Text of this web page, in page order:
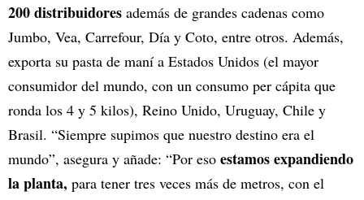
200 distribuidores además de grandes cadenas como
Jumbo, Vea, Carrefour, Día y Coto, entre otros. Además,
exporta su pasta de maní a Estados Unidos (el mayor
consumidor del mundo, con un consumo per cápita que
ronda los 4 y 5 kilos), Reino Unido, Uruguay, Chile y
Brasil. “Siempre supimos que nuestro destino era el
mundo”, asegura y añade: “Por eso estamos expandiendo
la planta, para tener tres veces más de metros, con el